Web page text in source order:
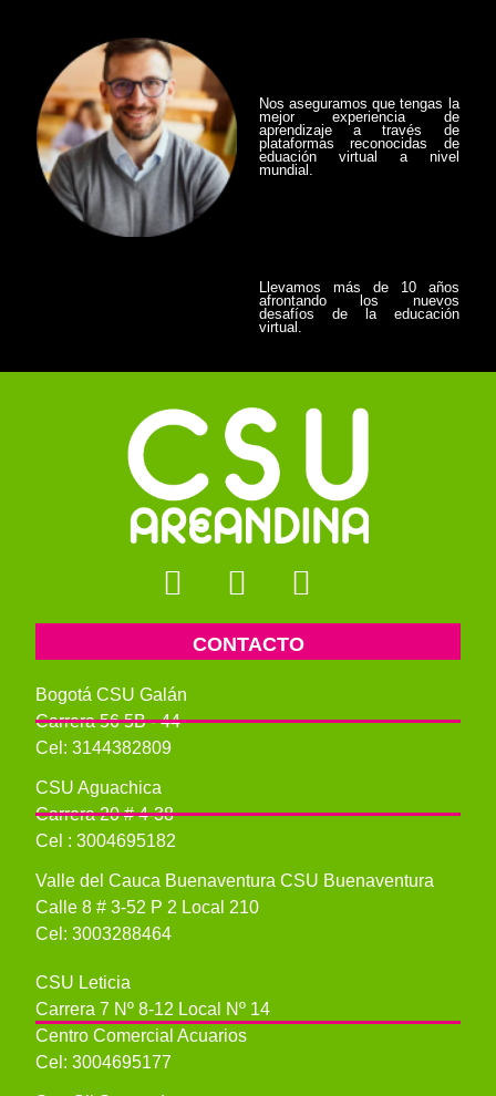
Nos aseguramos que tengas la
mejor experiencia de
aprendizaje a través de
plataformas reconocidas de
eduación virtual a nivel
mundial.
Llevamos más de 10 años
afrontando los nuevos
desafíos de la educación
virtual.
CONTACTO
Bogotá CSU Galán
Carrera 56 5B - 44
Cel: 3144382809
CSU Aguachica
Carrera 20 # 4-38
Cel : 3004695182
Valle del Cauca Buenaventura CSU Buenaventura
Calle 8 # 3-52 P 2 Local 210
Cel: 3003288464
CSU Leticia
Carrera 7 Nº 8-12 Local Nº 14
Centro Comercial Acuarios
Cel: 3004695177